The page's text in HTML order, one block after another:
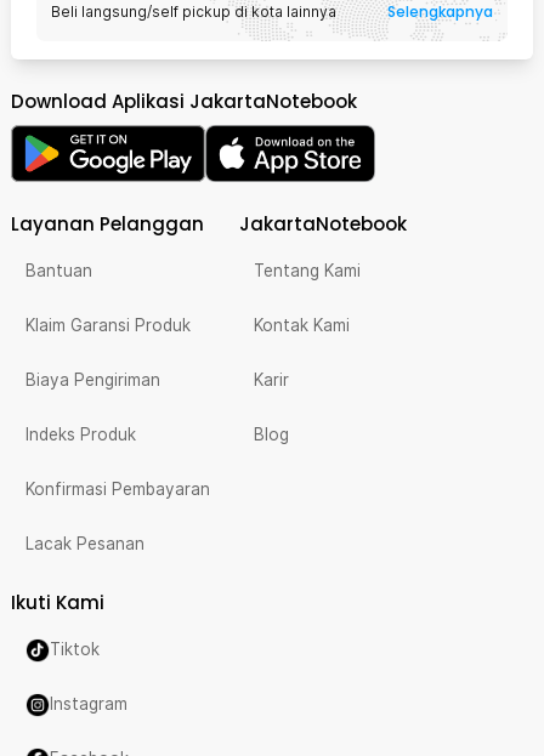
Beli langsung/self pickup di kota lainnya Selengkapnya
Download Aplikasi JakartaNotebook
Layanan Pelanggan
Bantuan
Klaim Garansi Produk
Biaya Pengiriman
Indeks Produk
Konfirmasi Pembayaran
Lacak Pesanan
JakartaNotebook
Tentang Kami
Kontak Kami
Karir
Blog
Ikuti Kami
Tiktok
Instagram